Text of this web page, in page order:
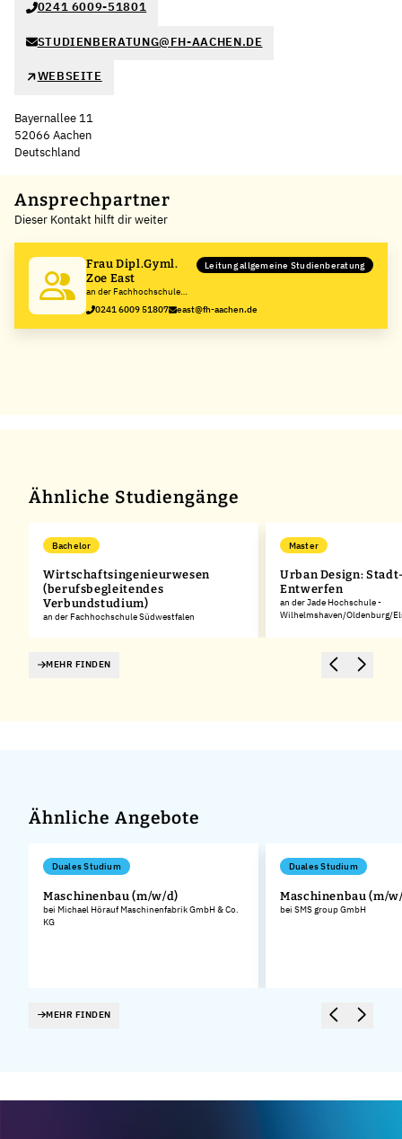
0241 6009-51801
STUDIENBERATUNG@FH-AACHEN.DE
WEBSEITE
Bayernallee 11
52066 Aachen
Deutschland
+
−
Ansprechpartner
Dieser Kontakt hilft dir weiter
Frau Dipl.Gyml.
Zoe East
an der Fachhochschule
Aachen
Leitung allgemeine Studienberatung
0241 6009 51807 east@fh-aachen.de
Ähnliche Studiengänge
Bachelor
Wirtschaftsingenieurwesen
(berufsbegleitendes
Verbundstudium)
an der Fachhochschule Südwestfalen
Master
Urban Design:
Entwerfen
an der Jade Hochschule -
Wilhelmshaven/Oldenburg/
MEHR FINDEN
Ähnliche Angebote
Duales Studium
Maschinenbau (m/w/d)
bei Michael Hörauf Maschinenfabrik GmbH & Co.
KG
Duales Studium
Maschinenbau (m/
bei SMS group GmbH
MEHR FINDEN